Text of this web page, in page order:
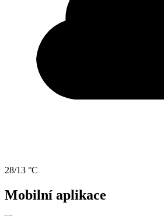
28/13 °C
Mobilní aplikace